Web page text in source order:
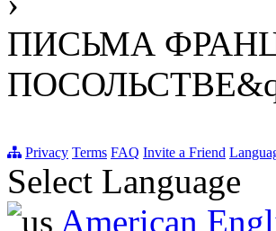
ПИСЬМА
Privacy Terms FAQ Invite a Friend
Select Language
American